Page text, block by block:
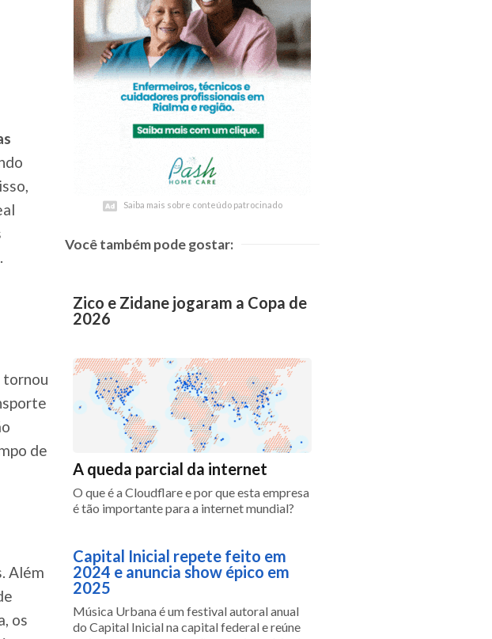
tornou
de
Além
os
Saiba mais sobre conteúdo patrocinado
Saiba mais sobre conteúdo patrocinado
Você também pode gostar:
Zico e Zidane jogaram a Copa de
2026
A queda parcial da internet
O que é a Cloudflare e por que esta empresa
é tão importante para a internet mundial?
Capital Inicial repete feito em
2024 e anuncia show épico em
2025
Música Urbana é um festival autoral anual
do Capital Inicial na capital federal e reúne